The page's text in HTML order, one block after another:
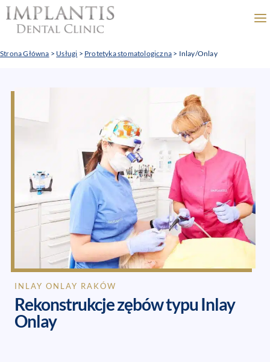
Przejdź
do
treści
Strona Główna > Usługi > Protetyka stomatologiczna > Inlay/Onlay
INLAY ONLAY RAKÓW
Rekonstrukcje zębów typu Inlay
Onlay